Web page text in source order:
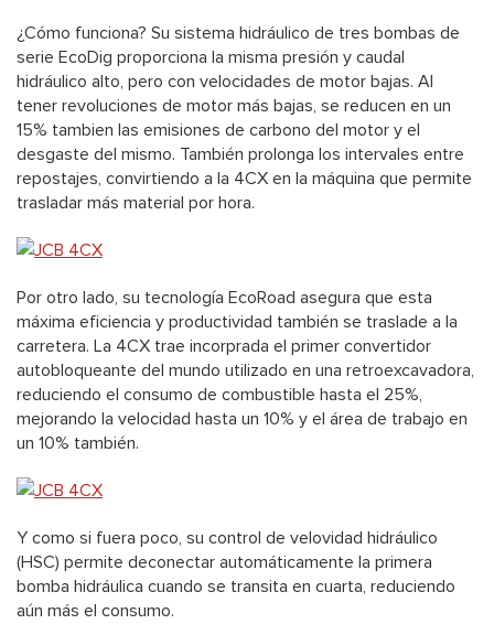
¿Cómo funciona? Su sistema hidráulico de tres bombas de
serie EcoDig proporciona la misma presión y caudal
hidráulico alto, pero con velocidades de motor bajas. Al
tener revoluciones de motor más bajas, se reducen en un
15% tambien las emisiones de carbono del motor y el
desgaste del mismo. También prolonga los intervales entre
repostajes, convirtiendo a la 4CX en la máquina que permite
trasladar más material por hora.
Por otro lado, su tecnología EcoRoad asegura que esta
máxima eficiencia y productividad también se traslade a la
carretera. La 4CX trae incorprada el primer convertidor
autobloqueante del mundo utilizado en una retroexcavadora,
reduciendo el consumo de combustible hasta el 25%,
mejorando la velocidad hasta un 10% y el área de trabajo en
un 10% también.
Y como si fuera poco, su control de velovidad hidráulico
(HSC) permite deconectar automáticamente la primera
bomba hidráulica cuando se transita en cuarta, reduciendo
aún más el consumo.